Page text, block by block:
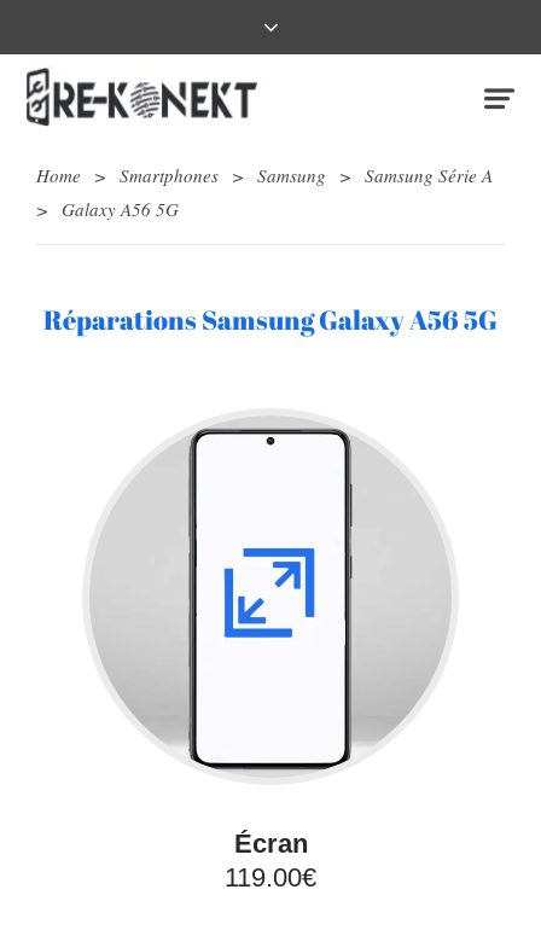
Home > Smartphones > Samsung > Samsung Série A
> Galaxy A56 5G
Réparations Samsung Galaxy A56 5G
Écran
119.00€